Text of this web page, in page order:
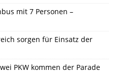
mit 7 Personen –
sorgen für Einsatz der
PKW kommen der Parade